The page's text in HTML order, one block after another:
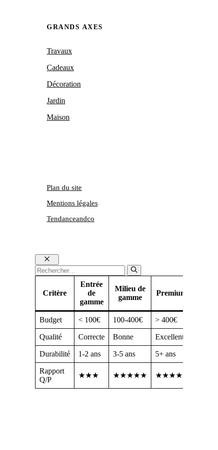
GRANDS AXES
Travaux
Cadeaux
Décoration
Jardin
Maison
Tendanceandco
Plan du site
Mentions légales
Fermer
Rechercher :
Critère
Entrée
de
gamme
Milieu de
gamme
Premium
Budget < 100€ 100-400€ > 400€
Qualité Correcte Bonne Excellente
Durabilité 1-2 ans 3-5 ans 5+ ans
Rapport
Q/P
★★★ ★★★★★ ★★★★